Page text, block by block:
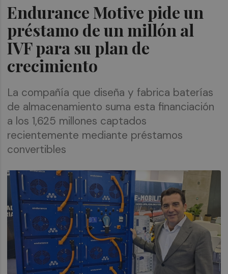
Endurance Motive pide un
préstamo de un millón al
IVF para su plan de
crecimiento
La compañía que diseña y fabrica baterías
de almacenamiento suma esta financiación
a los 1,625 millones captados
recientemente mediante préstamos
convertibles